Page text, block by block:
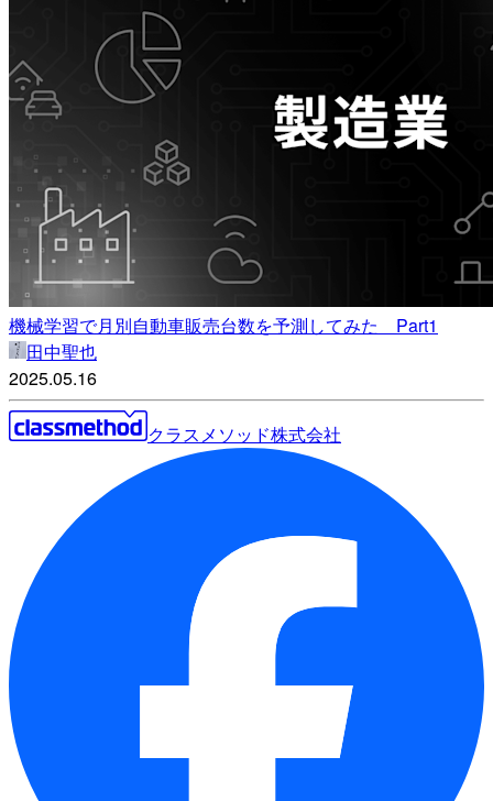
機械学習で月別自動車販売台数を予測してみた Part1
田中聖也
2025.05.16
クラスメソッド株式会社